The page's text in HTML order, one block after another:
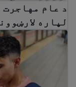
د عام
لپاره
Guide